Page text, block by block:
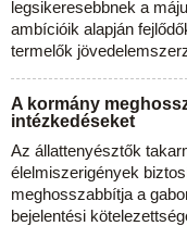
legsikeresebbnek a
ambícióik alapján
termelők
A kormány
intézkedéseket
Az állattenyésztők
élelmiszerigények
meghosszabbítja a
bejelentési